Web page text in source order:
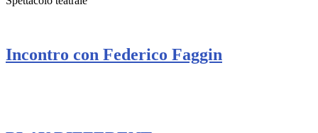
Incontro con Federico Faggin